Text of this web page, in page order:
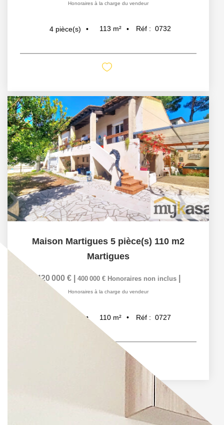
Honoraires à la charge du vendeur
4 pièce(s) 113 m² Réf : 0732
Maison Martigues 5 pièce(s) 110 m2
Martigues
420 000 € 400 000 € Honoraires non inclus
Honoraires à la charge du vendeur
110 m² Réf : 0727